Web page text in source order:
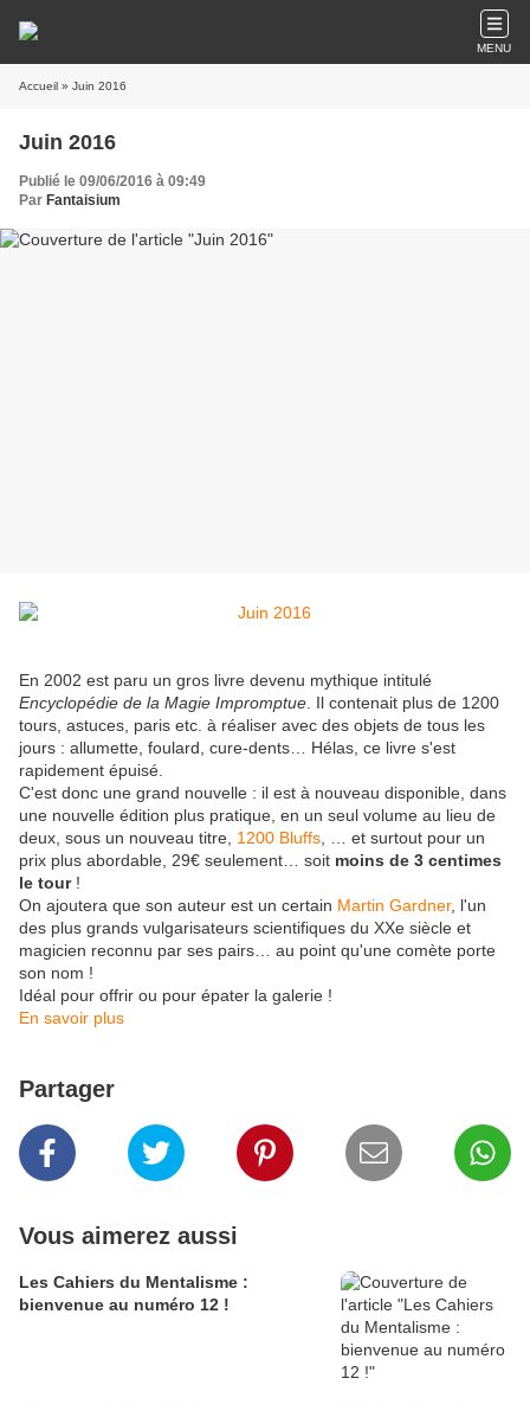
MENU
Accueil » Juin 2016
Juin 2016
Publié le 09/06/2016 à 09:49
Par Fantaisium
En 2002 est paru un gros livre devenu mythique intitulé
Encyclopédie de la Magie Impromptue . Il contenait plus de 1200
tours, astuces, paris etc. à réaliser avec des objets de tous les
jours : allumette, foulard, cure-dents… Hélas, ce livre s'est
rapidement épuisé.
C'est donc une grand nouvelle : il est à nouveau disponible, dans
une nouvelle édition plus pratique, en un seul volume au lieu de
deux, sous un nouveau titre, 1200 Bluffs , … et surtout pour un
prix plus abordable, 29€ seulement… soit moins de 3 centimes
le tour!
On ajoutera que son auteur est un certain Martin Gardner, l'un
des plus grands vulgarisateurs scientifiques du XXe siècle et
magicien reconnu par ses pairs… au point qu'une comète porte
son nom !
Idéal pour offrir ou pour épater la galerie !
En savoir plus
Partager
Vous aimerez aussi
Les Cahiers du Mentalisme :
bienvenue au numéro 12 !